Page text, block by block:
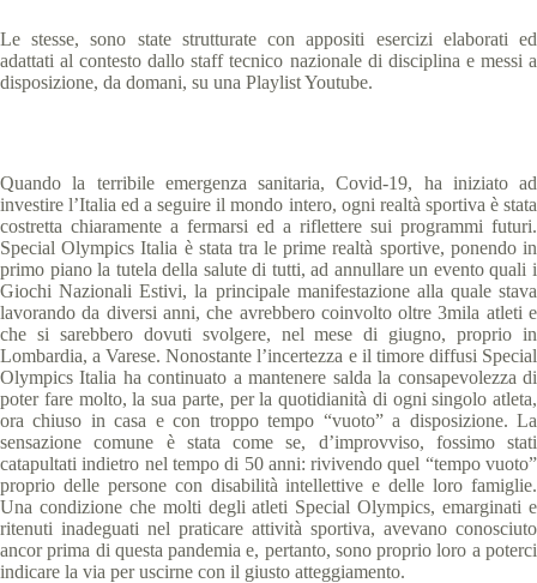
Le stesse, sono state strutturate con appositi esercizi elaborati ed
adattati al contesto dallo staff tecnico nazionale di disciplina e messi a
disposizione, da domani, su una Playlist Youtube.
Quando la terribile emergenza sanitaria, Covid-19, ha iniziato ad
investire l’Italia ed a seguire il mondo intero, ogni realtà sportiva è stata
costretta chiaramente a fermarsi ed a riflettere sui programmi futuri.
Special Olympics Italia è stata tra le prime realtà sportive, ponendo in
primo piano la tutela della salute di tutti, ad annullare un evento quali i
Giochi Nazionali Estivi, la principale manifestazione alla quale stava
lavorando da diversi anni, che avrebbero coinvolto oltre 3mila atleti e
che si sarebbero dovuti svolgere, nel mese di giugno, proprio in
Lombardia, a Varese. Nonostante l’incertezza e il timore diffusi Special
Olympics Italia ha continuato a mantenere salda la consapevolezza di
poter fare molto, la sua parte, per la quotidianità di ogni singolo atleta,
ora chiuso in casa e con troppo tempo “vuoto” a disposizione. La
sensazione comune è stata come se, d’improvviso, fossimo stati
catapultati indietro nel tempo di 50 anni: rivivendo quel “tempo vuoto”
proprio delle persone con disabilità intellettive e delle loro famiglie.
Una condizione che molti degli atleti Special Olympics, emarginati e
ritenuti inadeguati nel praticare attività sportiva, avevano conosciuto
ancor prima di questa pandemia e, pertanto, sono proprio loro a poterci
indicare la via per uscirne con il giusto atteggiamento.